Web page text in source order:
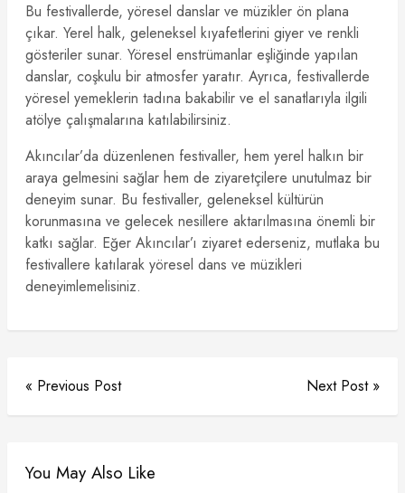
Bu festivallerde, yöresel danslar ve müzikler ön plana
çıkar. Yerel halk, geleneksel kıyafetlerini giyer ve renkli
gösteriler sunar. Yöresel enstrümanlar eşliğinde yapılan
danslar, coşkulu bir atmosfer yaratır. Ayrıca, festivallerde
yöresel yemeklerin tadına bakabilir ve el sanatlarıyla ilgili
atölye çalışmalarına katılabilirsiniz.
Akıncılar’da düzenlenen festivaller, hem yerel halkın bir
araya gelmesini sağlar hem de ziyaretçilere unutulmaz bir
deneyim sunar. Bu festivaller, geleneksel kültürün
korunmasına ve gelecek nesillere aktarılmasına önemli bir
katkı sağlar. Eğer Akıncılar’ı ziyaret ederseniz, mutlaka bu
festivallere katılarak yöresel dans ve müzikleri
deneyimlemelisiniz.
« Previous Post Next Post »
You May Also Like